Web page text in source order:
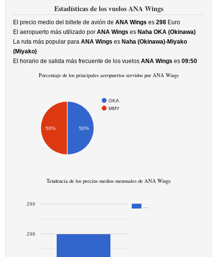
Estadísticas de los vuelos ANA Wings
El precio medio del billete de avión deANA Wings es298 Euro
El aeropuerto más utilizado porANA Wings es Naha OKA (Okinawa)
La ruta más popular paraANA Wings es Naha (Okinawa)-Miyako
(Miyako)
El horario de salida más frecuente de los vuelosANA Wings es09:50
Porcentaje de los principales aeropuertos servidos por ANA Wings
OKA
MMY
50% 50%
Tendencia de los precios medios mensuales de ANA Wings
298
299